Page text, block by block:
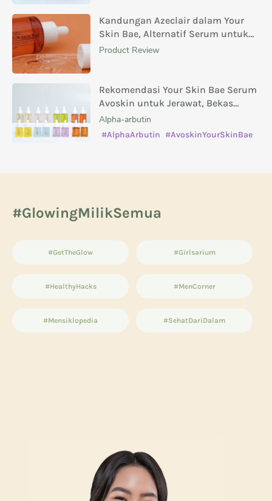
Kandungan Azeclair dalam Your
Skin Bae, Alternatif Serum untuk
Menghilangkan Bekas Jerawat
Product Review
Rekomendasi Your Skin Bae Serum
Avoskin untuk Jerawat, Bekas
Jerawat, Kusam, dan Masalah Kulit
Lainnya
Alpha-arbutin
#AlphaArbutin #AvoskinYourSkinBae
#GlowingMilikSemua
#GetTheGlow #Girlsarium
#HealthyHacks #MenCorner
#Mensiklopedia #SehatDariDalam